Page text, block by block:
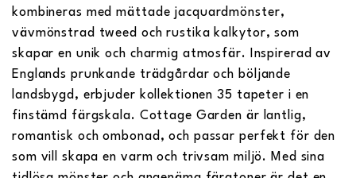
kombineras med mättade jacquardmönster,
vävmönstrad tweed och rustika kalkytor, som
skapar en unik och charmig atmosfär. Inspirerad av
Englands prunkande trädgårdar och böljande
landsbygd, erbjuder kollektionen 35 tapeter i en
finstämd färgskala. Cottage Garden är lantlig,
romantisk och ombonad, och passar perfekt för den
som vill skapa en varm och trivsam miljö. Med sina